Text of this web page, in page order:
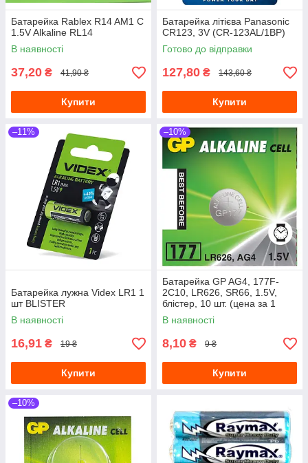
Батарейка Rablex R14 AM1 C
1.5V Alkaline RL14
В наявності
37,20 ₴ 41,90 ₴
Купити
Батарейка літієва Panasonic
CR123, 3V (CR-123AL/1BP)
Готово до відправки
127,80 ₴ 143,60 ₴
Купити
–11%
Батарейка лужна Videx LR1 1
шт BLISTER
В наявності
16,91 ₴ 19 ₴
Купити
–10%
Батарейка GP AG4, 177F-
2C10, LR626, SR66, 1.5V,
блістер, 10 шт. (цена за 1
бат.)
В наявності
8,10 ₴ 9 ₴
Купити
–10%